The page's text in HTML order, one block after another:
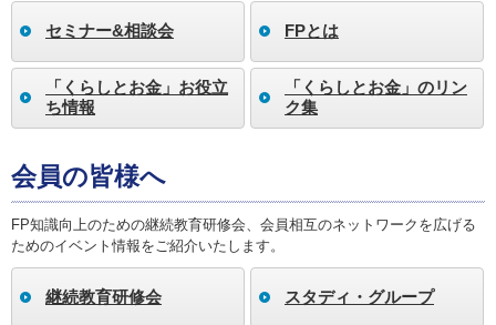
セミナー&相談会 FPとは
「くらしとお金」お役立
ち情報
「くらしとお金」のリン
ク集
会員の皆様へ
FP知識向上のための継続教育研修会、会員相互のネットワークを広げる
ためのイベント情報をご紹介いたします。
継続教育研修会 スタディ・グループ